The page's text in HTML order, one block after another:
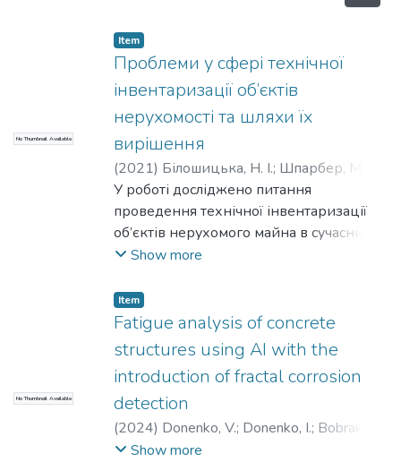
No Thumbnail Available
Item
Проблеми у сфері технічної
інвентаризації об’єктів
нерухомості та шляхи їх
вирішення
(2021) Білошицька, Н. І.; Шпарбер, М. Є.
Поркуян, С. Л.;Мирошніченко, І. О.
Biloshytska, N. I.;Shparber, M. E.;Porkuyan,
S. L.;Myroshnichenko, I. O.
У роботі досліджено питання
проведення технічної інвентаризації
об’єктів нерухомого майна в сучасних
умовах, визначено коло основних
проведення технічної інвентаризації, з
якими має справу ринок.
Запропоновано методичні підходи та
шляхи їх вирішення з використанням
сучасних програм та засобів
автоматизованої роботи з базами
даних.
Show more
No Thumbnail Available
Item
Fatigue analysis of concrete
structures using AI with the
introduction of fractal corrosion
detection
(2024) Donenko, V.; Donenko, I.; Bobrakov,
A. ;Kulik, M.;Ivanenko, D.
Show more